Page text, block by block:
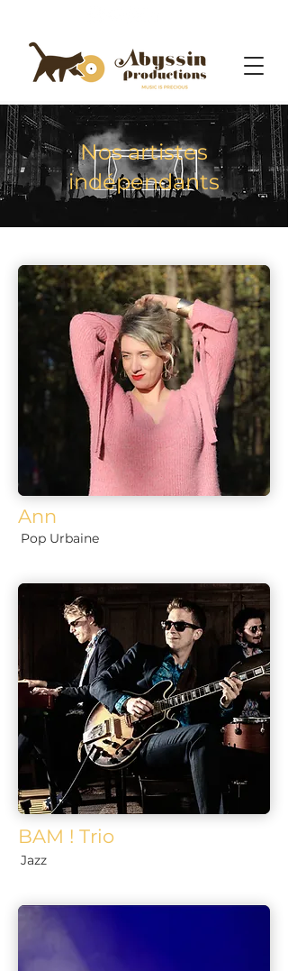
Nos artistes
indépendants
Ann
Pop Urbaine
BAM ! Trio
Jazz